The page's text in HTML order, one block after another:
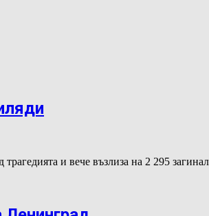
и вече възлиза на 2 295